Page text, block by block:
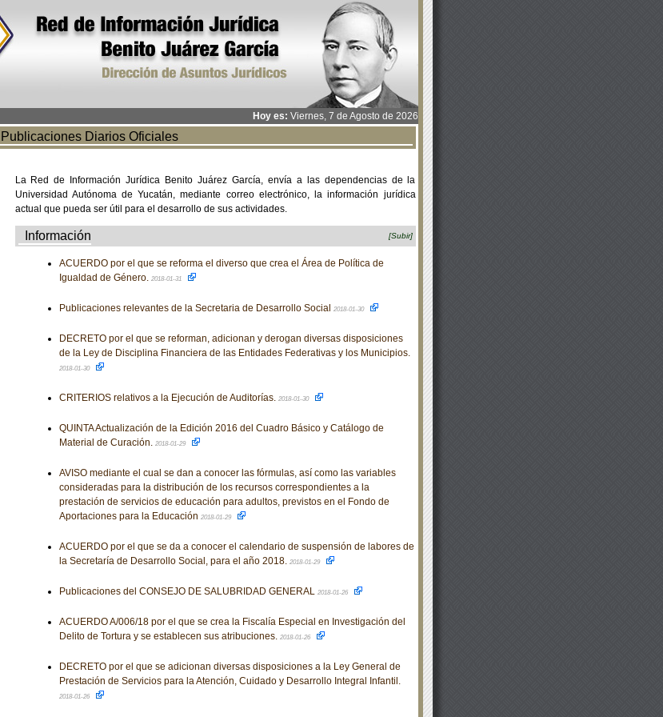
Hoy es: Viernes, 7 de Agosto de 2026
Publicaciones Diarios Oficiales
La Red de Información Jurídica Benito Juárez García, envía a las dependencias de la
Universidad Autónoma de Yucatán, mediante correo electrónico, la información jurídica
actual que pueda ser útil para el desarrollo de sus actividades.
Información [Subir]
ACUERDO por el que se reforma el diverso que crea el Área de Política de
Igualdad de Género. 2018-01-31
Publicaciones relevantes de la Secretaria de Desarrollo Social 2018-01-30
DECRETO por el que se reforman, adicionan y derogan diversas disposiciones
de la Ley de Disciplina Financiera de las Entidades Federativas y los Municipios.
2018-01-30
CRITERIOS relativos a la Ejecución de Auditorías. 2018-01-30
QUINTA Actualización de la Edición 2016 del Cuadro Básico y Catálogo de
Material de Curación. 2018-01-29
AVISO mediante el cual se dan a conocer las fórmulas, así como las variables
consideradas para la distribución de los recursos correspondientes a la
prestación de servicios de educación para adultos, previstos en el Fondo de
Aportaciones para la Educación 2018-01-29
ACUERDO por el que se da a conocer el calendario de suspensión de labores de
la Secretaría de Desarrollo Social, para el año 2018. 2018-01-29
Publicaciones del CONSEJO DE SALUBRIDAD GENERAL 2018-01-26
ACUERDO A/006/18 por el que se crea la Fiscalía Especial en Investigación del
Delito de Tortura y se establecen sus atribuciones. 2018-01-26
DECRETO por el que se adicionan diversas disposiciones a la Ley General de
Prestación de Servicios para la Atención, Cuidado y Desarrollo Integral Infantil.
2018-01-26